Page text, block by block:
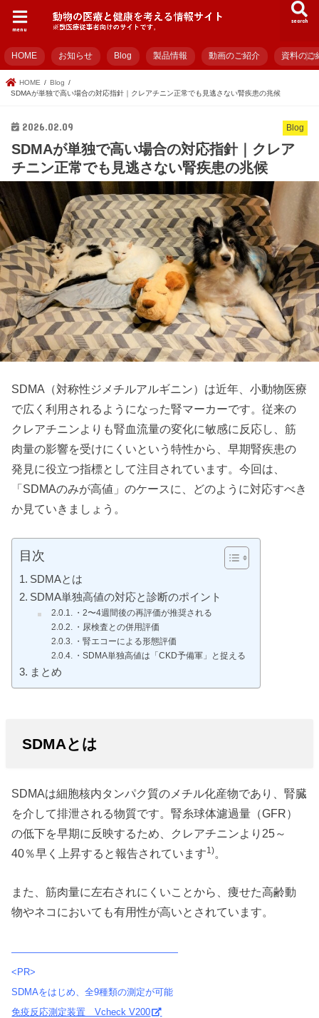
search
menu
HOME お知らせ Blog 製品情報 動画のご紹介 資料のご
HOME
Blog
SDMAが単独で高い場合の対応指針｜クレアチニン正常でも見逃さない腎疾患の兆候
Blog
2026.02.09
SDMAが単独で高い場合の対応指針｜クレア
チニン正常でも見逃さない腎疾患の兆候
SDMA（対称性ジメチルアルギニン）は近年、小動物医療
で広く利用されるようになった腎マーカーです。従来の
クレアチニンよりも腎血流量の変化に敏感に反応し、筋
肉量の影響を受けにくいという特性から、早期腎疾患の
発見に役立つ指標として注目されています。今回は、
「SDMAのみが高値」のケースに、どのように対応すべき
か見ていきましょう。
目次
SDMAとは
SDMA単独高値の対応と診断のポイント
・2〜4週間後の再評価が推奨される
・尿検査との併用評価
・腎エコーによる形態評価
・SDMA単独高値は「CKD予備軍」と捉える
まとめ
SDMAとは
SDMAは細胞核内タンパク質のメチル化産物であり、腎臓
を介して排泄される物質です。腎糸球体濾過量（GFR）
の低下を早期に反映するため、クレアチニンより25～
40％早く上昇すると報告されています1)。
また、筋肉量に左右されにくいことから、痩せた高齢動
物やネコにおいても有用性が高いとされています。
――――――――――――――――――
<PR>
SDMAをはじめ、全9種類の測定が可能
免疫反応測定装置 Vcheck V200